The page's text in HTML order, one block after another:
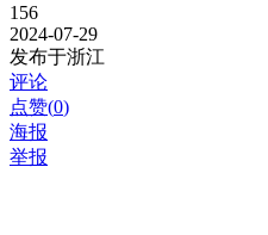
156
2024-07-29
发布于浙江
评论
点赞(0)
海报
举报